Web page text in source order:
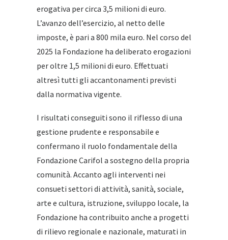
erogativa per circa 3,5 milioni di euro.
L’avanzo dell’esercizio, al netto delle
imposte, è pari a 800 mila euro. Nel corso del
2025 la Fondazione ha deliberato erogazioni
per oltre 1,5 milioni di euro. Effettuati
altresì tutti gli accantonamenti previsti
dalla normativa vigente.
I risultati conseguiti sono il riflesso di una
gestione prudente e responsabile e
confermano il ruolo fondamentale della
Fondazione Carifol a sostegno della propria
comunità. Accanto agli interventi nei
consueti settori di attività, sanità, sociale,
arte e cultura, istruzione, sviluppo locale, la
Fondazione ha contribuito anche a progetti
di rilievo regionale e nazionale, maturati in